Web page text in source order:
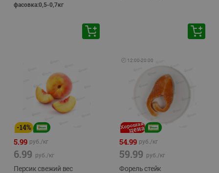
фасовка:0,5-0,7кг
-14%
5.99 руб./кг
6.99 руб./кг
Персик свежий вес
🕘 12:00-20:00
54.99 руб./кг
59.99 руб./кг
Форель стейк